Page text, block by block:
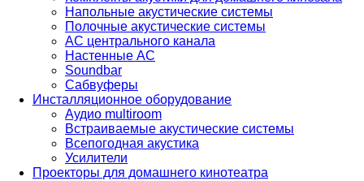
Напольные акустические системы
Полочные акустические системы
АС центрального канала
Настенные АС
Soundbar
Сабвуферы
Инсталляционное оборудование
Аудио multiroom
Встраиваемые акустические системы
Всепогодная акустика
Усилители
Проекторы для домашнего кинотеатра